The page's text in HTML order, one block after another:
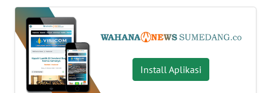
Install Aplikasi
WN
GORONTALO
WN
SULUT